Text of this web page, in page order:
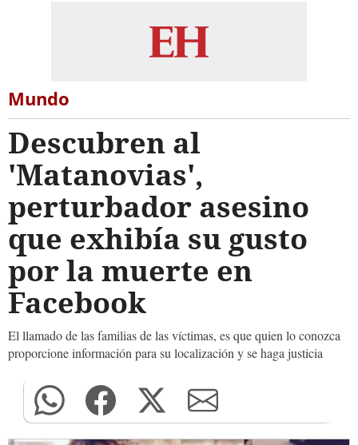
Mundo
Descubren al
'Matanovias',
perturbador asesino
que exhibía su gusto
por la muerte en
Facebook
El llamado de las familias de las víctimas, es que quien lo conozca
proporcione información para su localización y se haga justicia